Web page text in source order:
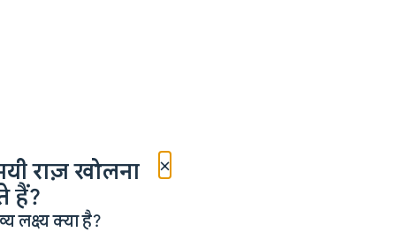
×
राज़ खोलना
हैं?
लक्ष्य क्या है?